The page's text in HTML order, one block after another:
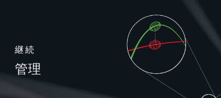
継続
管理